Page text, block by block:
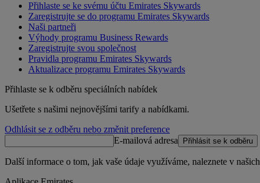
Přihlaste se ke svému účtu Emirates Skywards
Zaregistrujte se do programu Emirates Skywards
Naši partneři
Výhody programu Business Rewards
Zaregistrujte svou společnost
Pravidla programu Emirates Skywards
Aktualizace programu Emirates Skywards
Přihlaste se k odběru speciálních nabídek
Ušetřete s našimi nejnovějšími tarify a nabídkami.
Odhlásit se z odběru nebo změnit preference
E-mailová adresa
Přihlásit se k odběru
Další informace o tom, jak vaše údaje využíváme, naleznete v našich